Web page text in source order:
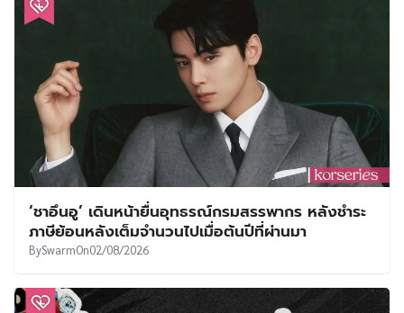
‘ชาอึนอู’ เดินหน้ายื่นอุทธรณ์กรมสรรพากร หลังชำระ
ภาษีย้อนหลังเต็มจำนวนไปเมื่อต้นปีที่ผ่านมา
BySwarmOn02/08/2026